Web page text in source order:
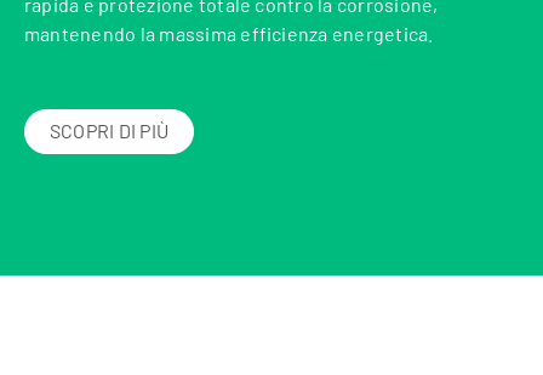
mantenendo la massima efficienza energetica.
SCOPRI DI PIÙ